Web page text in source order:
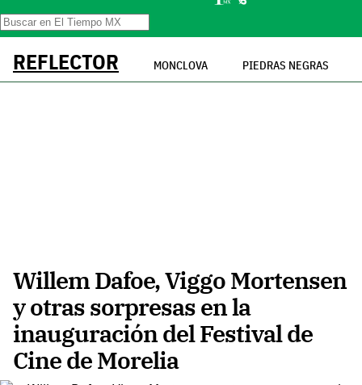
REFLECTOR MONCLOVA PIEDRAS NEGRAS
Willem Dafoe, Viggo Mortensen
y otras sorpresas en la
inauguración del Festival de
Cine de Morelia